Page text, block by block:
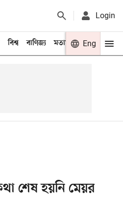
Login
বিশ্ব বাণিজ্য মতামত খেলা
Eng
শেষ হয়নি মেয়র